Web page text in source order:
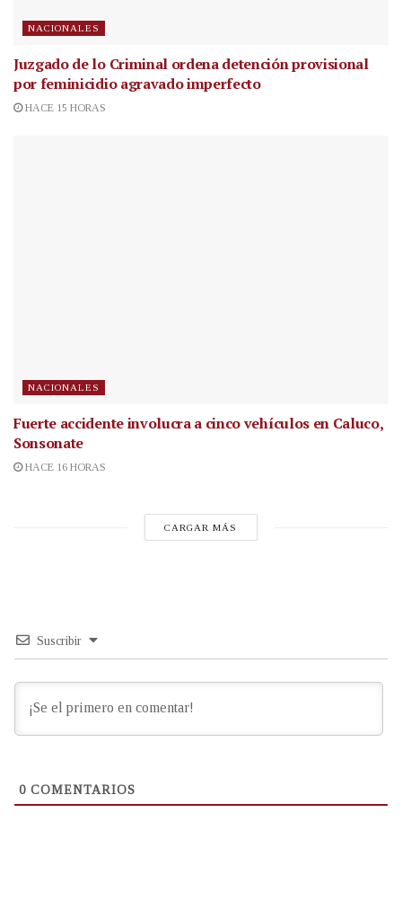
NACIONALES
Juzgado de lo Criminal ordena detención provisional
por feminicidio agravado imperfecto
HACE 15 HORAS
NACIONALES
Fuerte accidente involucra a cinco vehículos en Caluco,
Sonsonate
HACE 16 HORAS
CARGAR MÁS
Suscribir
0 COMENTARIOS